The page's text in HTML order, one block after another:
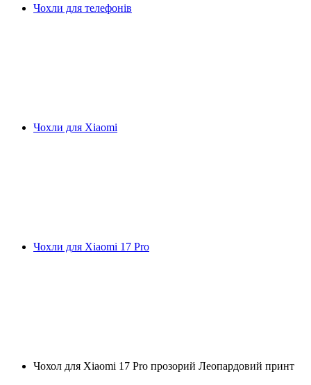
Чохли для телефонів
Чохли для Xiaomi
Чохли для Xiaomi 17 Pro
Чохол для Xiaomi 17 Pro прозорий Леопардовий принт